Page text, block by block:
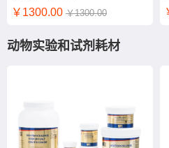
￥1300.00 ￥1300.00
动物实验和试剂耗材